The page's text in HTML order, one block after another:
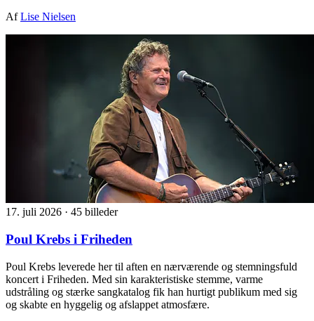
AfLise Nielsen
17. juli 2026 · 45 billeder
Poul Krebs i Friheden
Poul Krebs leverede her til aften en nærværende og stemningsfuld
koncert i Friheden. Med sin karakteristiske stemme, varme
udstråling og stærke sangkatalog fik han hurtigt publikum med sig
og skabte en hyggelig og afslappet atmosfære.